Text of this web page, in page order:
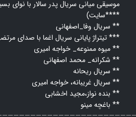
موسیقی میانی سریال پدر سالار با نوای
سایت)****
سریال وفا_اصفهانی **
تیتراژ پایانی سریال اغما با صدای مرتضی اسکندری، بسیار زیبا ***
میوه ممنوعه_ خواجه امیری **
شکرانه_ محمد اصفهانی **
سریال ریحانه **
سریال غریبانه، خواجه امیری **
بنده نواز،مجید اخشابی **
باغچه مینو **